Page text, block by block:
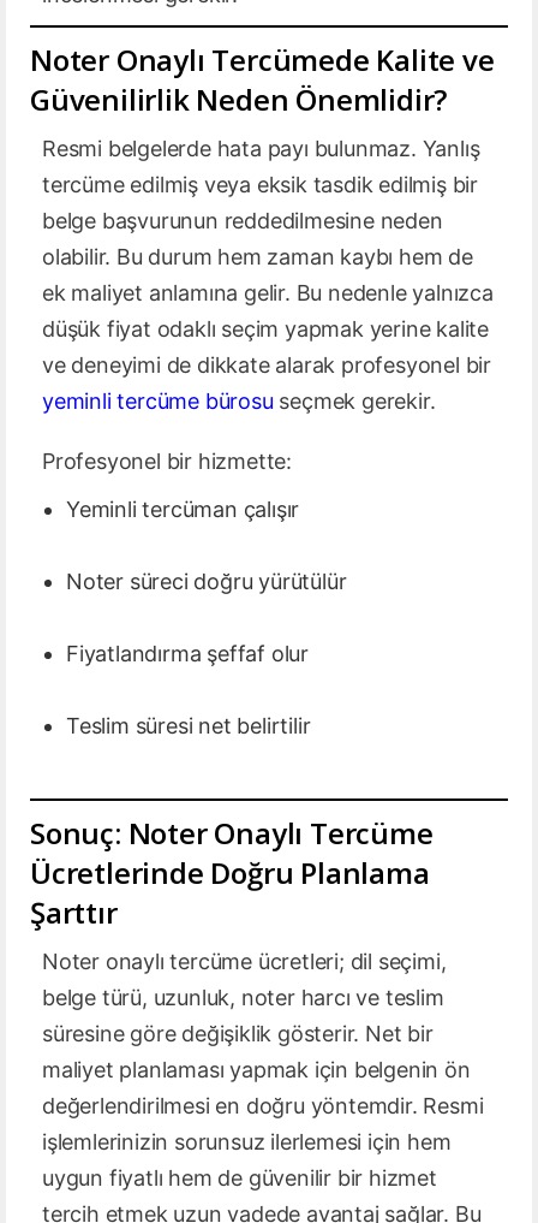
Noter Onaylı Tercümede Kalite ve
Güvenilirlik Neden Önemlidir?
Resmi belgelerde hata payı bulunmaz. Yanlış
tercüme edilmiş veya eksik tasdik edilmiş bir
belge başvurunun reddedilmesine neden
olabilir. Bu durum hem zaman kaybı hem de
ek maliyet anlamına gelir. Bu nedenle yalnızca
düşük fiyat odaklı seçim yapmak yerine kalite
ve deneyimi de dikkate alarak profesyonel bir
yeminli tercüme bürosu seçmek gerekir.
Profesyonel bir hizmette:
Yeminli tercüman çalışır
Noter süreci doğru yürütülür
Fiyatlandırma şeffaf olur
Teslim süresi net belirtilir
Sonuç: Noter Onaylı Tercüme
Ücretlerinde Doğru Planlama
Şarttır
Noter onaylı tercüme ücretleri; dil seçimi,
belge türü, uzunluk, noter harcı ve teslim
süresine göre değişiklik gösterir. Net bir
maliyet planlaması yapmak için belgenin ön
değerlendirilmesi en doğru yöntemdir. Resmi
işlemlerinizin sorunsuz ilerlemesi için hem
uygun fiyatlı hem de güvenilir bir hizmet
tercih etmek uzun vadede avantaj sağlar. Bu